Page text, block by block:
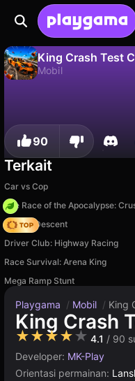
King Crash Test
Mobil
90
Terkait
Car vs Cop
The Race of the Apocalypse:
Deadly Descent
Driver Club: Highway Racing
Race Survival: Arena King
Mega Ramp Stunt
Playgama / Mobil / King
King Crash
★★★★★ 4.1 / 90
Developer: MK-Play
Orientasi permainan: